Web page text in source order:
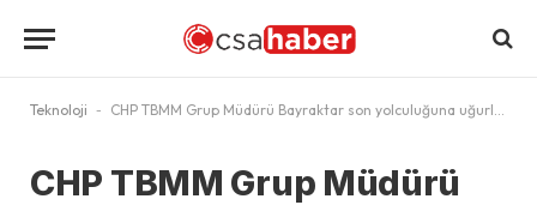
Teknoloji - CHP TBMM Grup Müdürü Bayraktar son yolculuğuna uğurlandı
CHP TBMM Grup Müdürü